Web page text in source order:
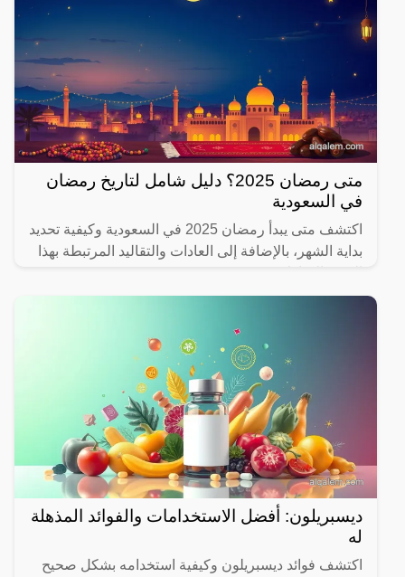
متى رمضان 2025؟ دليل شامل لتاريخ رمضان
في السعودية
اكتشف متى يبدأ رمضان 2025 في السعودية وكيفية تحديد
بداية الشهر، بالإضافة إلى العادات والتقاليد المرتبطة بهذا
ديسبريلون: أفضل الاستخدامات والفوائد المذهلة
له
اكتشف فوائد ديسبريلون وكيفية استخدامه بشكل صحيح